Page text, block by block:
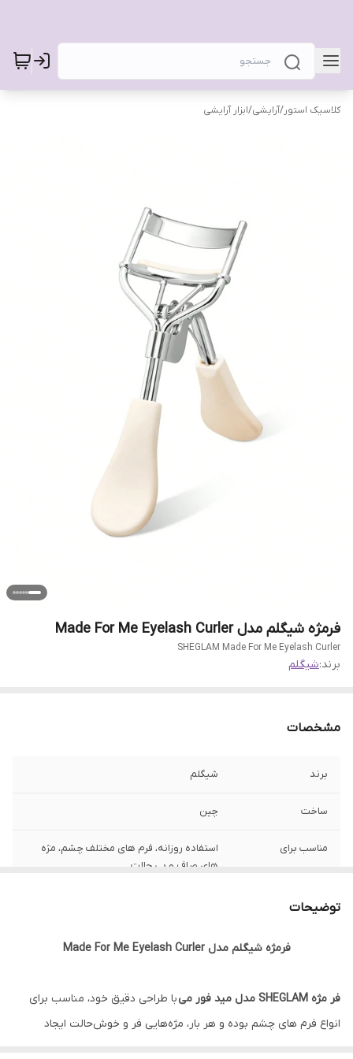
کلاسیک استور/آرایشی/ابزار آرایشی
فرمژه شیگلم مدل Made For Me Eyelash Curler
SHEGLAM Made For Me Eyelash Curler
برند:شیگلم
مشخصات
برند شیگلم
ساخت چین
مناسب برای
استفاده روزانه، فرم های مختلف چشم، مژه
های صاف و بی حالت
حالت دهی
طراحی ارگونومیک و کاربرپسند، قابلیت تنظیم
برای انواع چشم‌ها، جنس باکیفیت و مقاوم، پد
مناسب برای مژه‌های صاف و بی‌حالت
اصالت کالا اورجینال با تضمین اصالت
توضیحات
فرمژه شیگلم مدل Made For Me Eyelash Curler
فر مژه SHEGLAM مدل مید فور می
با طراحی دقیق خود، مناسب برای
انواع فرم‌ های چشم بوده و هر بار، مژه‌هایی فر و خوش‌حالت ایجاد